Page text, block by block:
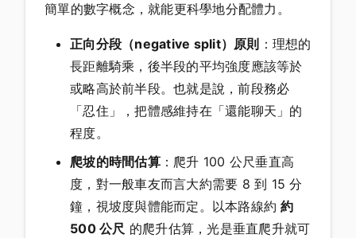
簡單的數字概念，就能更科學地分配體力。
正向分段（negative split）原則 ：理想的
長距離騎乘，後半段的平均強度應該等於
或略高於前半段。也就是說，前段務必
「忍住」，把體感維持在「還能聊天」的
程度。
爬坡的時間估算：爬升 100 公尺垂直高
度，對一般車友而言大約需要 8 到 15 分
鐘，視坡度與體能而定。以本路線約約
500 公尺 的爬升估算，光是垂直爬升就可